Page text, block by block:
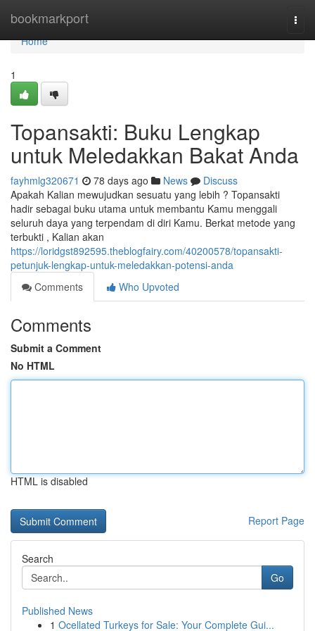
bookmarkport
Home
Home
1
Topansakti: Buku Lengkap
untuk Meledakkan Bakat Anda
fayhmlg320671 78 days ago News
Discuss
Apakah Kalian mewujudkan sesuatu yang lebih ? Topansakti
hadir sebagai buku utama untuk membantu Kamu menggali
seluruh daya yang terpendam di diri Kamu. Berkat metode yang
terbukti , Kalian akan
https://loridgst892595.theblogfairy.com/40200578/topansakti-
petunjuk-lengkap-untuk-meledakkan-potensi-anda
Comments
Who Upvoted
Comments
Submit a Comment
No HTML
HTML is disabled
Report Page
Search
Go
Published News
1 Ocellated Turkeys for Sale: Your Complete Gui...